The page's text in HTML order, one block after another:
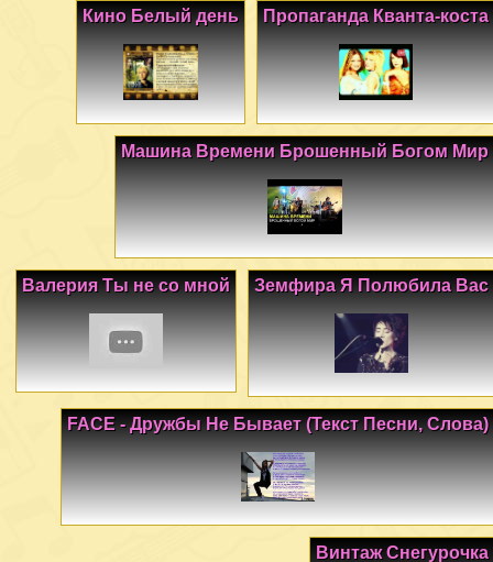
Пропаганда Кванта-коста
Кино Белый день
Машина Времени Брошенный Богом Мир
Земфира Я Полюбила Вас
Валерия Ты не со мной
FACE - Дружбы Не Бывает (Текст Песни, Слова)
Винтаж Снегурочка